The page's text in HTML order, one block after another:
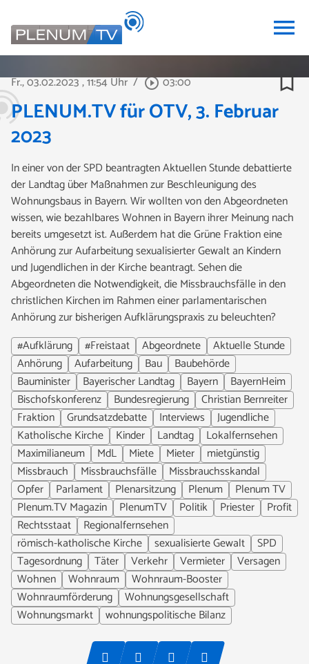
menu
Fr., 03.02.2023, 11:54 Uhr / play_circle_outline03:00 bookmark_border
PLENUM.TV für OTV, 3. Februar
2023
In einer von der SPD beantragten Aktuellen Stunde debattierte
der Landtag über Maßnahmen zur Beschleunigung des
Wohnungsbaus in Bayern. Wir wollten von den Abgeordneten
wissen, wie bezahlbares Wohnen in Bayern ihrer Meinung nach
bereits umgesetzt ist. Außerdem hat die Grüne Fraktion eine
Anhörung zur Aufarbeitung sexualisierter Gewalt an Kindern
und Jugendlichen in der Kirche beantragt. Sehen die
Abgeordneten die Notwendigkeit, die Missbrauchsfälle in den
christlichen Kirchen im Rahmen einer parlamentarischen
Anhörung zur bisherigen Aufklärungspraxis zu beleuchten?
#Aufklärung
#Freistaat Abgeordnete
Aktuelle Stunde
Anhörung
Aufarbeitung Bau
Baubehörde
Bauminister
Bayerischer Landtag Bayern
BayernHeim
Bischofskonferenz
Bundesregierung
Christian Bernreiter
Fraktion
Grundsatzdebatte Interviews
Jugendliche
Katholische Kirche
Kinder Landtag
Lokalfernsehen
Maximilianeum
MdL Miete Mieter
mietgünstig
Missbrauch
Missbrauchsfälle
Missbrauchsskandal
Opfer
Parlament Plenarsitzung Plenum
Plenum TV
Plenum.TV Magazin
PlenumTV Politik Priester
Profit
Rechtsstaat
Regionalfernsehen
römisch-katholische Kirche
sexualisierte Gewalt
SPD
Tagesordnung
Täter Verkehr Vermieter
Versagen
Wohnen
Wohnraum
Wohnraum-Booster
Wohnraumförderung
Wohnungsgesellschaft
Wohnungsmarkt
wohnungspolitische Bilanz